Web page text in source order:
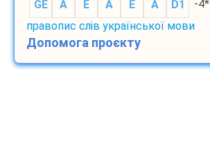
GE
A E A E A D1
-4*
правопис слів української мови
Допомога проєкту